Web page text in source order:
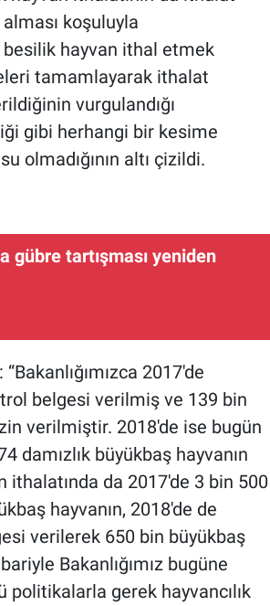
koşuluyla
hayvan ithal etmek
tamamlayarak ithalat
vurgulandığı
gibi herhangi bir kesime
olmadığının altı çizildi.
gübre tartışması yeniden
2017'de
belgesi verilmiş ve 139 bin
verilmiştir. 2018'de ise bugün
damızlık büyükbaş hayvanın
ithalatında da 2017'de 3 bin 500
hayvanın, 2018'de de
verilerek 650 bin büyükbaş
Bakanlığımız bugüne
gerek hayvancılık